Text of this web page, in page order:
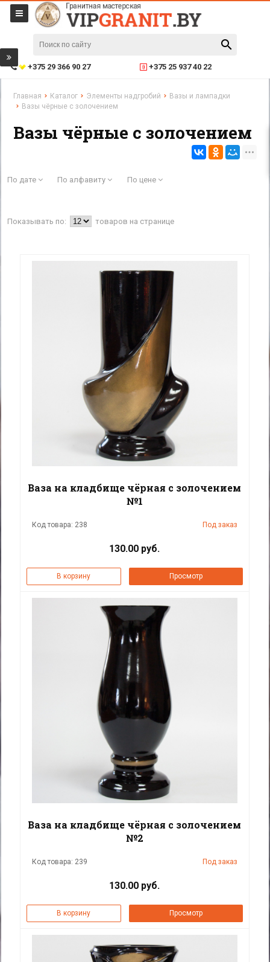
+375 29 366 90 27 +375 25 937 40 22
Главная Каталог Элементы надгробий
Вазы и лампадки
Вазы чёрные с золочением
Вазы чёрные с золочением
По дате По алфавиту По цене
Показывать по: товаров на странице
Ваза на кладбище чёрная с золочением
№1
Код товара: 238 Под заказ
130.00 руб.
В корзину Просмотр
Ваза на кладбище чёрная с золочением
№2
Код товара: 239 Под заказ
130.00 руб.
В корзину Просмотр